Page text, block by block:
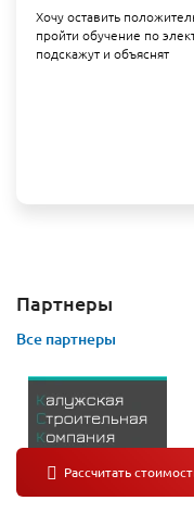
Хочу оставить
пройти обучение по
подскажут и объяснят
Партнеры
Все партнеры